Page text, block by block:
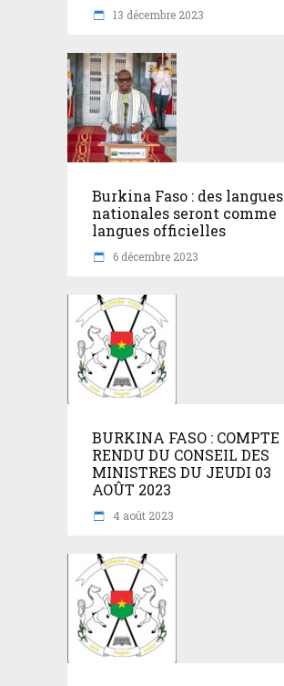
13 décembre 2023
Burkina Faso : des langues
nationales seront comme
langues officielles
6 décembre 2023
BURKINA FASO : COMPTE
RENDU DU CONSEIL DES
MINISTRES DU JEUDI 03
AOÛT 2023
4 août 2023